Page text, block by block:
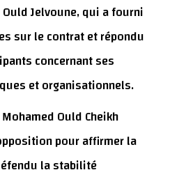
Jelvoune, qui a fourni
sur le contrat et répondu
concernant ses
et organisationnels.
Ould Cheikh
pour affirmer la
la stabilité